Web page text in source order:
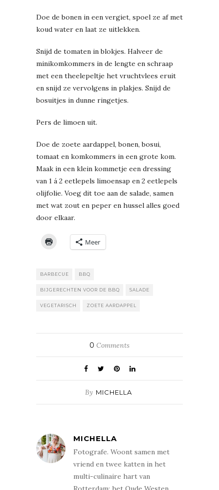
Doe de bonen in een vergiet, spoel ze af met
koud water en laat ze uitlekken.
Snijd de tomaten in blokjes. Halveer de
minikomkommers in de lengte en schraap
met een theelepeltje het vruchtvlees eruit
en snijd ze vervolgens in plakjes. Snijd de
bosuitjes in dunne ringetjes.
Pers de limoen uit.
Doe de zoete aardappel, bonen, bosui,
tomaat en komkommers in een grote kom.
Maak in een klein kommetje een dressing
van 1 á 2 eetlepels limoensap en 2 eetlepels
olijfolie. Voeg dit toe aan de salade, samen
met wat zout en peper en hussel alles goed
door elkaar.
Meer
BARBECUE BBQ
BIJGERECHTEN VOOR DE BBQ SALADE
VEGETARISCH ZOETE AARDAPPEL
0 Comments
By MICHELLA
MICHELLA
Fotografe. Woont samen met
vriend en twee katten in het
multi-culinaire hart van